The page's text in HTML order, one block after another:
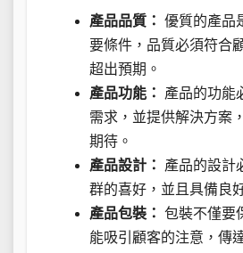
產品品質： 優質的產品
要條件，品質必須符合
超出預期。
產品功能：
產品的功能
需求，並提供解決方案
期待。
產品設計：
產品的設計
群的喜好，並且具備良
產品包裝： 包裝不僅要
能吸引顧客的注意，傳